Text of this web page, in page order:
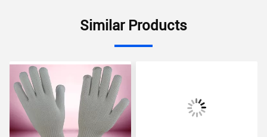
Similar Products